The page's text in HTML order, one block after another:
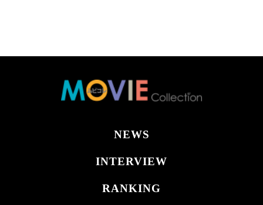
NEWS
INTERVIEW
RANKING